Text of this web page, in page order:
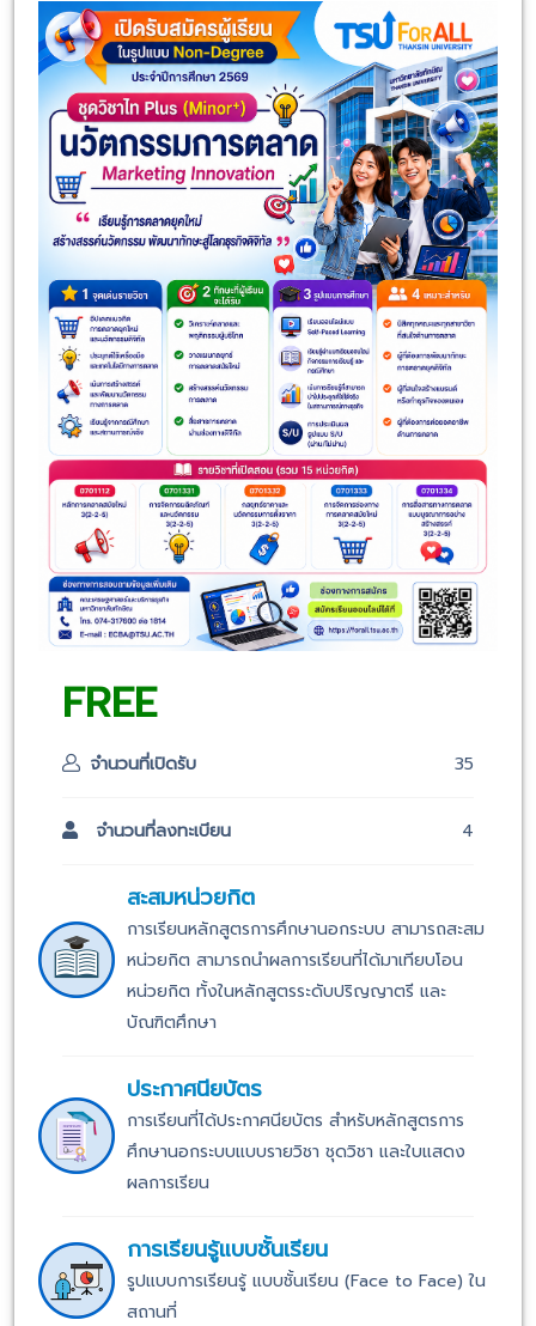
FREE
จำนวนที่เปิดรับ 35
จำนวนที่ลงทะเบียน 4
สะสมหน่วยกิต
การเรียนหลักสูตรการศึกษานอกระบบ สามารถสะสม
หน่วยกิต สามารถนำผลการเรียนที่ได้มาเทียบโอน
หน่วยกิต ทั้งในหลักสูตรระดับปริญญาตรี และ
บัณฑิตศึกษา
ประกาศนียบัตร
การเรียนที่ได้ประกาศนียบัตร สำหรับหลักสูตรการ
ศึกษานอกระบบแบบรายวิชา ชุดวิชา และใบแสดง
ผลการเรียน
การเรียนรู้แบบชั้นเรียน
รูปแบบการเรียนรู้ แบบชั้นเรียน (Face to Face) ใน
สถานที่